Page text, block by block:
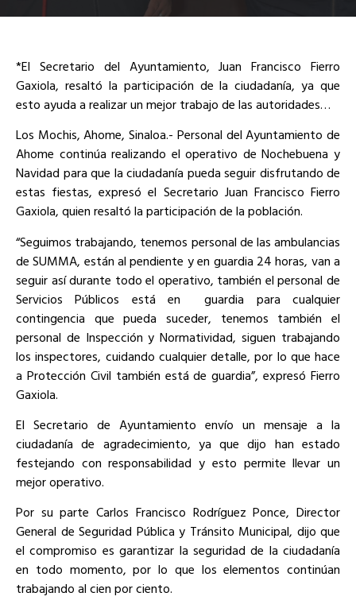
*El Secretario del Ayuntamiento, Juan Francisco Fierro
Gaxiola, resaltó la participación de la ciudadanía, ya que
esto ayuda a realizar un mejor trabajo de las autoridades…
Los Mochis, Ahome, Sinaloa.- Personal del Ayuntamiento de
Ahome continúa realizando el operativo de Nochebuena y
Navidad para que la ciudadanía pueda seguir disfrutando de
estas fiestas, expresó el Secretario Juan Francisco Fierro
Gaxiola, quien resaltó la participación de la población.
“Seguimos trabajando, tenemos personal de las ambulancias
de SUMMA, están al pendiente y en guardia 24 horas, van a
seguir así durante todo el operativo, también el personal de
Servicios Públicos está en
guardia para cualquier
contingencia que pueda suceder, tenemos también el
personal de Inspección y Normatividad, siguen trabajando
los inspectores, cuidando cualquier detalle, por lo que hace
a Protección Civil también está de guardia”, expresó Fierro
Gaxiola.
El Secretario de Ayuntamiento envío un mensaje a la
ciudadanía de agradecimiento, ya que dijo han estado
festejando con responsabilidad y esto permite llevar un
mejor operativo.
Por su parte Carlos Francisco Rodríguez Ponce, Director
General de Seguridad Pública y Tránsito Municipal, dijo que
el compromiso es garantizar la seguridad de la ciudadanía
en todo momento, por lo que los elementos continúan
trabajando al cien por ciento.